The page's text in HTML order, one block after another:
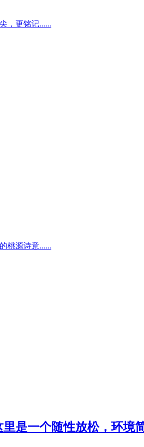
，更铭记......
桃源诗意......
是一个随性放松，环境